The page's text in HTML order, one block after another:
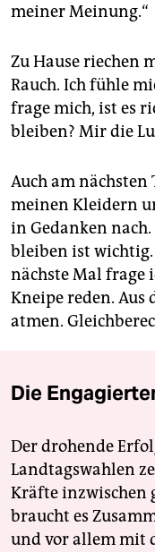
meiner Meinung.“
Zu Hause riechen
Rauch. Ich fühle
frage mich, ist es
bleiben? Mir die
Auch am nächsten
meinen Kleidern
in Gedanken nach.
bleiben ist wichtig.
nächste Mal frage
Kneipe reden.
atmen.
Die
Der drohende
Landtagswahlen
Kräfte inzwischen
braucht es
und vor allem mit